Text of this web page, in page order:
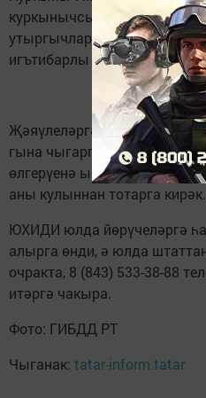
куркынычсызлык
утыргычларын кулланырга
игътибарлы булырга киңәш
Җәяүлеләргә юл аша бары
гына чыгарга һәм барлык
өлгерүенә ышанырга, ә юл
аны кулыннан тотарга кирәк.
ЮХИДИ юлда йөрүчеләргә
алырга өнди, ә юлда
очракта, 8 (843) 533-38-88
итәргә чакыра.
Фото: ГИБДД РТ
Чыганак: tatar-inform.tatar